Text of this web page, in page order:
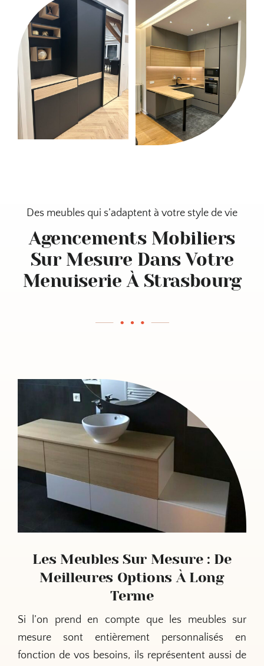
Des meubles qui s’adaptent à votre style de vie
Agencements Mobiliers
Sur Mesure Dans Votre
Menuiserie À Strasbourg
Les Meubles Sur Mesure : De
Meilleures Options À Long
Terme
Si l’on prend en compte que les meubles sur
mesure sont entièrement personnalisés en
fonction de vos besoins, ils représentent aussi de